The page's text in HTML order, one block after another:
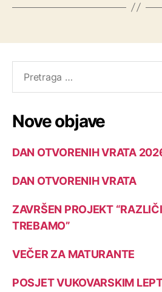
Nove objave
DAN OTVORENIH VRATA
DAN OTVORENIH VRATA
ZAVRŠEN PROJEKT
TREBAMO”
VEČER ZA MATURANTE
POSJET VUKOVARSKIM